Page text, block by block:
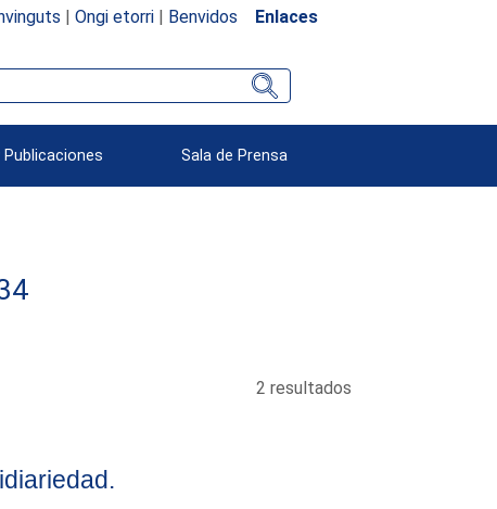
| Ongi etorri| Benvidos Enlaces
Sala de Prensa
2 resultados